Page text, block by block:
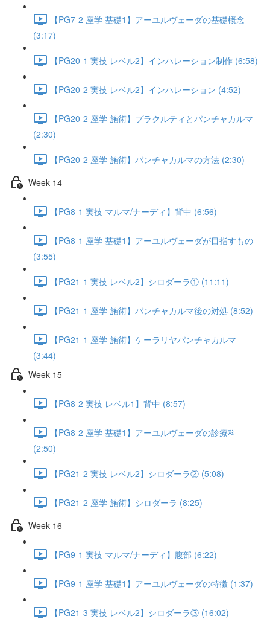
【PG7-2 座学 基礎1】アーユルヴェーダの基礎概念
(3:17)
【PG20-1 実技 レベル2】インハレーション制作 (6:58)
【PG20-2 実技 レベル2】インハレーション (4:52)
【PG20-2 座学 施術】プラクルティとパンチャカルマ
(2:30)
【PG20-2 座学 施術】パンチャカルマの方法 (2:30)
Week 14
【PG8-1 実技 マルマ/ナーディ】背中 (6:56)
【PG8-1 座学 基礎1】アーユルヴェーダが目指すもの
(3:55)
【PG21-1 実技 レベル2】シロダーラ① (11:11)
【PG21-1 座学 施術】パンチャカルマ後の対処 (8:52)
【PG21-1 座学 施術】ケーラリヤパンチャカルマ
(3:44)
Week 15
【PG8-2 実技 レベル1】背中 (8:57)
【PG8-2 座学 基礎1】アーユルヴェーダの診療科
(2:50)
【PG21-2 実技 レベル2】シロダーラ② (5:08)
【PG21-2 座学 施術】シロダーラ (8:25)
Week 16
【PG9-1 実技 マルマ/ナーディ】腹部 (6:22)
【PG9-1 座学 基礎1】アーユルヴェーダの特徴 (1:37)
【PG21-3 実技 レベル2】シロダーラ③ (16:02)